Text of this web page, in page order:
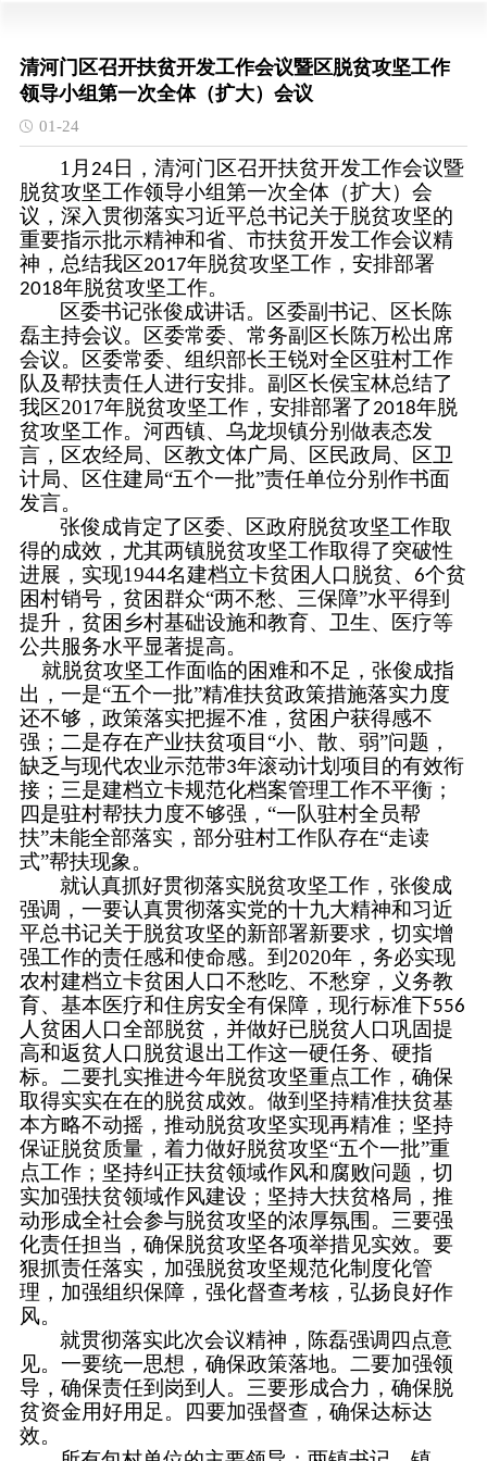
清河门区召开扶贫开发工作会议暨区脱贫攻坚工作
领导小组第一次全体（扩大）会议
01-24
1 月 24 日，清河门区召开扶贫开发工作会议暨
脱贫攻坚工作领导小组第一次全体（扩大）会
议，深入贯彻落实习近平总书记关于脱贫攻坚的
重要指示批示精神和省、市扶贫开发工作会议精
神，总结我区2017年脱贫攻坚工作，安排部署
2018年脱贫攻坚工作。
区委书记张俊成讲话。区委副书记、区长陈
磊主持会议。区委常委、常务副区长陈万松出席
会议。区委常委、组织部长王锐对全区驻村工作
队及帮扶责任人进行安排。副区长侯宝林总结了
我区2017年脱贫攻坚工作，安排部署了2018年脱
贫攻坚工作。河西镇、乌龙坝镇分别做表态发
言，区农经局、区教文体广局、区民政局、区卫
计局、区住建局“五个一批”责任单位分别作书面
发言。
张俊成肯定了区委、区政府脱贫攻坚工作取
得的成效，尤其两镇脱贫攻坚工作取得了突破性
进展，实现1944名建档立卡贫困人口脱贫、 6个贫
困村销号，贫困群众“两不愁、三保障”水平得到
提升，贫困乡村基础设施和教育、卫生、医疗等
公共服务水平显著提高。
就脱贫攻坚工作面临的困难和不足，张俊成指
出，一是“五个一批”精准扶贫政策措施落实力度
还不够，政策落实把握不准，贫困户获得感不
强；二是存在产业扶贫项目“小、散、弱”问题，
缺乏与现代农业示范带3年滚动计划项目的有效衔
接；三是建档立卡规范化档案管理工作不平衡；
四是驻村帮扶力度不够强，“一队驻村全员帮
扶”未能全部落实，部分驻村工作队存在“走读
式”帮扶现象。
就认真抓好贯彻落实脱贫攻坚工作，张俊成
强调，一要认真贯彻落实党的十九大精神和习近
平总书记关于脱贫攻坚的新部署新要求，切实增
强工作的责任感和使命感。到 2020年，务必实现
农村建档立卡贫困人口不愁吃、不愁穿，义务教
育、基本医疗和住房安全有保障，现行标准下556
人贫困人口全部脱贫，并做好已脱贫人口巩固提
高和返贫人口脱贫退出工作这一硬任务、硬指
标。二要扎实推进今年脱贫攻坚重点工作，确保
取得实实在在的脱贫成效。做到坚持精准扶贫基
本方略不动摇，推动脱贫攻坚实现再精准；坚持
保证脱贫质量，着力做好脱贫攻坚“五个一批”重
点工作；坚持纠正扶贫领域作风和腐败问题，切
实加强扶贫领域作风建设；坚持大扶贫格局，推
动形成全社会参与脱贫攻坚的浓厚氛围。三要强
化责任担当，确保脱贫攻坚各项举措见实效。要
狠抓责任落实，加强脱贫攻坚规范化制度化管
理，加强组织保障，强化督查考核，弘扬良好作
风。
就贯彻落实此次会议精神，陈磊强调四点意
见。一要统一思想，确保政策落地。二要加强领
导，确保责任到岗到人。三要形成合力，确保脱
贫资金用好用足。四要加强督查，确保达标达
效。